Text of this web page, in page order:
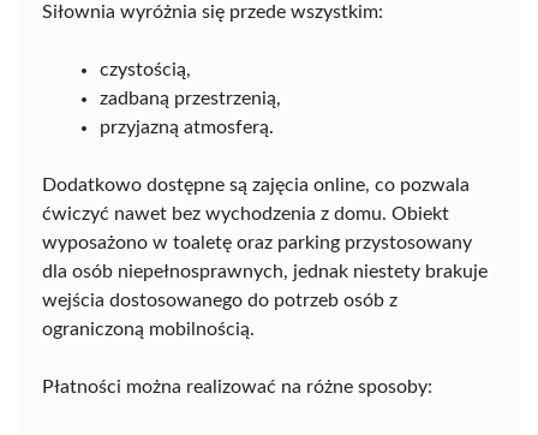
Siłownia wyróżnia się przede wszystkim:
czystością,
zadbaną przestrzenią,
przyjazną atmosferą.
Dodatkowo dostępne są zajęcia online, co pozwala
ćwiczyć nawet bez wychodzenia z domu. Obiekt
wyposażono w toaletę oraz parking przystosowany
dla osób niepełnosprawnych, jednak niestety brakuje
wejścia dostosowanego do potrzeb osób z
ograniczoną mobilnością.
Płatności można realizować na różne sposoby: